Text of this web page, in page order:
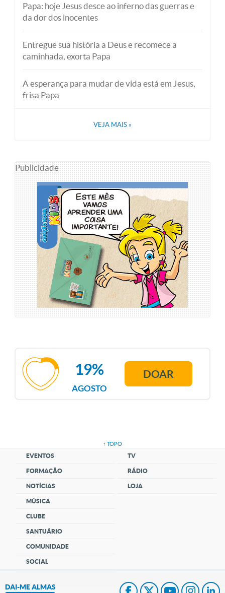
Papa: hoje Jesus desce ao inferno das guerras e
da dor dos inocentes
Entregue sua história a Deus e recomece a
caminhada, exorta Papa
A esperança para mudar de vida está em Jesus,
frisa Papa
VEJA MAIS »
Publicidade
AGOSTO
19% DOAR
↑ TOPO
EVENTOS
FORMAÇÃO
NOTÍCIAS
MÚSICA
CLUBE
SANTUÁRIO
COMUNIDADE
SOCIAL
TV
RÁDIO
LOJA
DAI-ME ALMAS